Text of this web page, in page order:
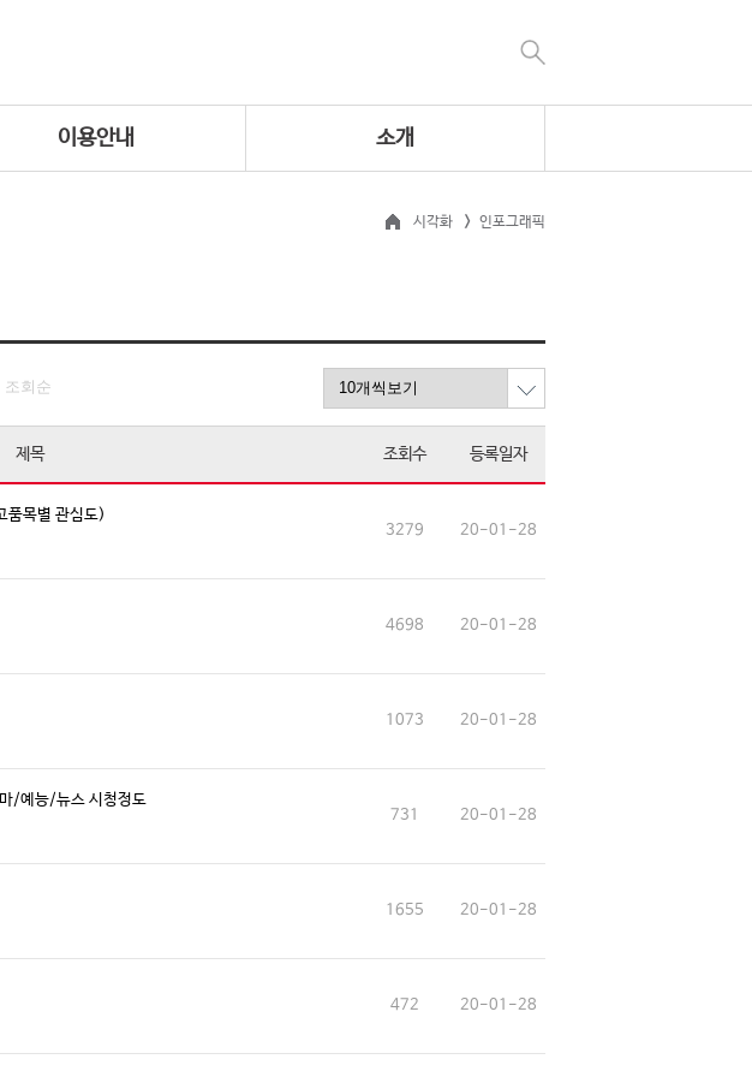
이용안내 소개
시각화 인포그래픽
조회순
제목 조회수 등록일자
품목별 관심도)
3279 20-01-28
4698 20-01-28
1073 20-01-28
/예능/뉴스 시청정도
731 20-01-28
1655 20-01-28
472 20-01-28